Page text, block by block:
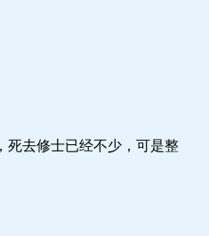
去修士已经不少，可是整